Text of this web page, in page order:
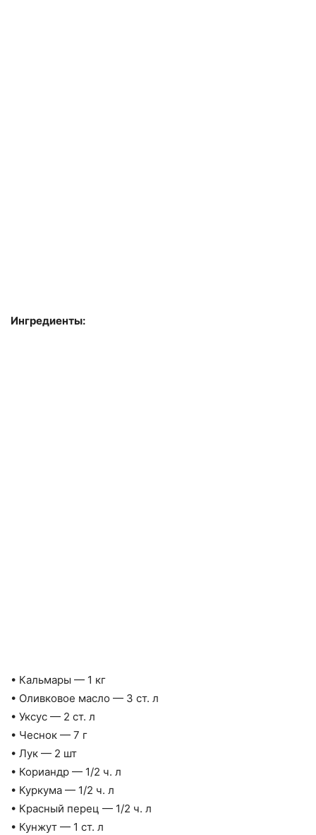
Ингредиенты:
• Кальмары — 1 кг
• Оливковое масло — 3 ст. л
• Уксус — 2 ст. л
• Чеснок — 7 г
• Лук — 2 шт
• Кориандр — 1/2 ч. л
• Куркума — 1/2 ч. л
• Красный перец — 1/2 ч. л
• Кунжут — 1 ст. л